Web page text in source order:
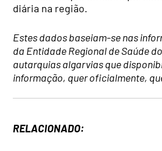
diária na região.
Estes dados baseiam-se nas
da Entidade Regional de Saúde
autarquias algarvias que
informação, quer oficialmente,
RELACIONADO: